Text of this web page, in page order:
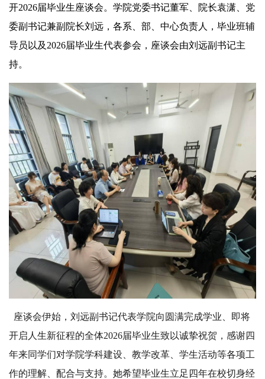
开2026届毕业生座谈会。学院党委书记董军、院长袁潇、党
委副书记兼副院长刘远，各系、部、中心负责人，毕业班辅
导员以及2026届毕业生代表参会，座谈会由刘远副书记主
持。
座谈会伊始，刘远副书记代表学院向圆满完成学业、即将
开启人生新征程的全体2026届毕业生致以诚挚祝贺，感谢四
年来同学们对学院学科建设、教学改革、学生活动等各项工
作的理解、配合与支持。她希望毕业生立足四年在校切身经